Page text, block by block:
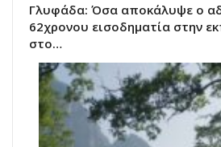
Γλυφάδα: Όσα αποκάλυψε ο
62χρονου εισοδηματία στην
στο…